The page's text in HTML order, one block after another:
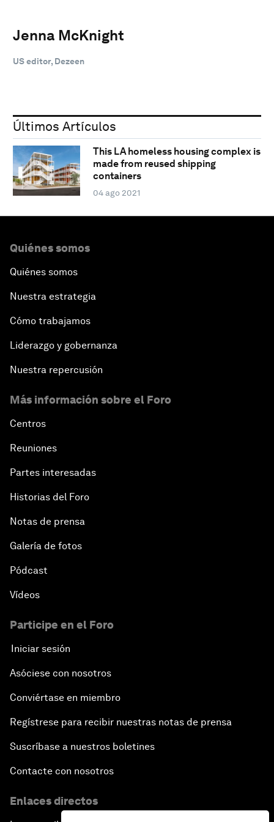
Jenna McKnight
US editor, Dezeen
Últimos Artículos
This LA homeless housing complex is
made from reused shipping
containers
04 ago 2021
Quiénes somos
Quiénes somos
Nuestra estrategia
Cómo trabajamos
Liderazgo y gobernanza
Nuestra repercusión
Más información sobre el Foro
Centros
Reuniones
Partes interesadas
Historias del Foro
Notas de prensa
Galería de fotos
Pódcast
Vídeos
Participe en el Foro
Iniciar sesión
Asóciese con nosotros
Conviértase en miembro
Regístrese para recibir nuestras notas de prensa
Suscríbase a nuestros boletines
Contacte con nosotros
Enlaces directos